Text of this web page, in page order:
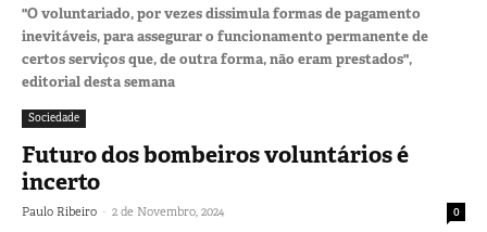
"O voluntariado, por vezes dissimula formas de pagamento
inevitáveis, para assegurar o funcionamento permanente de
certos serviços que, de outra forma, não eram prestados",
editorial desta semana
Sociedade
Futuro dos bombeiros voluntários é
incerto
Paulo Ribeiro - 2 de Novembro, 2024 0